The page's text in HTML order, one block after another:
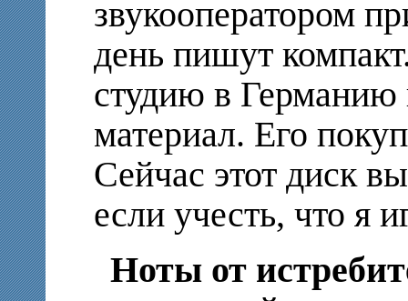
звукооператором
день пишут
студию в Германию
материал. Его
Сейчас этот диск
если учесть, что я
Ноты от